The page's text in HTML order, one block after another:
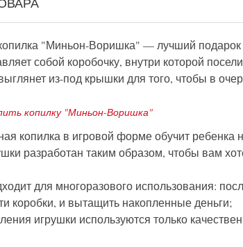
"Миньон-Воришка" — лучший
собой коробочку, внутри которой
из-под крышки для того, чтобы в
копилку "Миньон-Воришка"
копилка в игровой форме обучит ребенка
разработан таким образом, чтобы вам
для многоразового использования:
коробки, и вытащить накопленные деньги;
игрушки используются только